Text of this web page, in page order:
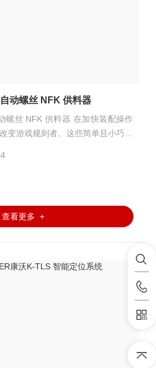
动螺丝 NFK 供料器
螺丝 NFK 供料器 在加快装配操作
变游戏规则者。这些简单且小巧的
现一颗螺丝，无需操作人员手动拾
动化应用的型号。
查看更多 +